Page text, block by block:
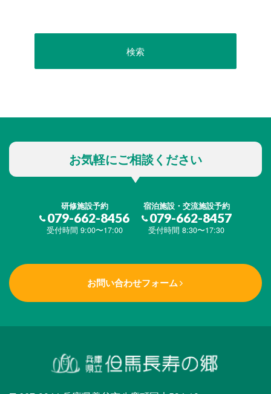
お気軽にご相談ください
研修施設予約
079-662-8456
受付時間 9:00〜17:00
宿泊施設・交流施設予約
079-662-8457
受付時間 8:30〜17:30
お問い合わせフォーム